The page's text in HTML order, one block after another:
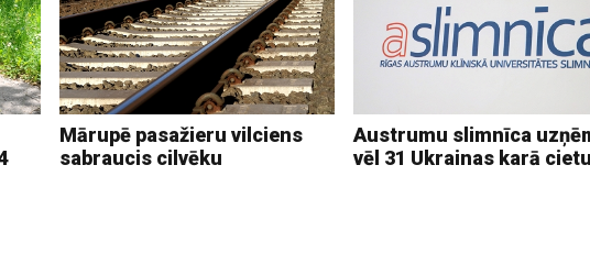
Mārupē pasažieru vilciens
sabraucis cilvēku
Austrumu slimnīca
vēl 31 Ukrainas karā